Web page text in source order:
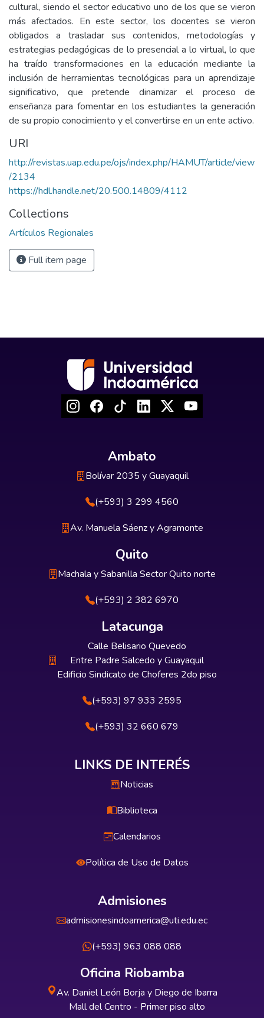
cultural, siendo el sector educativo uno de los que se vieron
más afectados. En este sector, los docentes se vieron
obligados a trasladar sus contenidos, metodologías y
estrategias pedagógicas de lo presencial a lo virtual, lo que
ha traído transformaciones en la educación mediante la
inclusión de herramientas tecnológicas para un aprendizaje
significativo, que pretende dinamizar el proceso de
enseñanza para fomentar en los estudiantes la generación
de su propio conocimiento y el convertirse en un ente activo.
URI
http://revistas.uap.edu.pe/ojs/index.php/HAMUT/article/view
/2134
https://hdl.handle.net/20.500.14809/4112
Collections
Artículos Regionales
Full item page
Ambato
Bolívar 2035 y Guayaquil
(+593) 3 299 4560
Av. Manuela Sáenz y Agramonte
Quito
Machala y Sabanilla Sector Quito norte
(+593) 2 382 6970
Latacunga
Calle Belisario Quevedo
Entre Padre Salcedo y Guayaquil
Edificio Sindicato de Choferes 2do piso
(+593) 97 933 2595
(+593) 32 660 679
LINKS DE INTERÉS
Noticias
Biblioteca
Calendarios
Política de Uso de Datos
Admisiones
admisionesindoamerica@uti.edu.ec
(+593) 963 088 088
Oficina Riobamba
Av. Daniel León Borja y Diego de Ibarra
Mall del Centro - Primer piso alto